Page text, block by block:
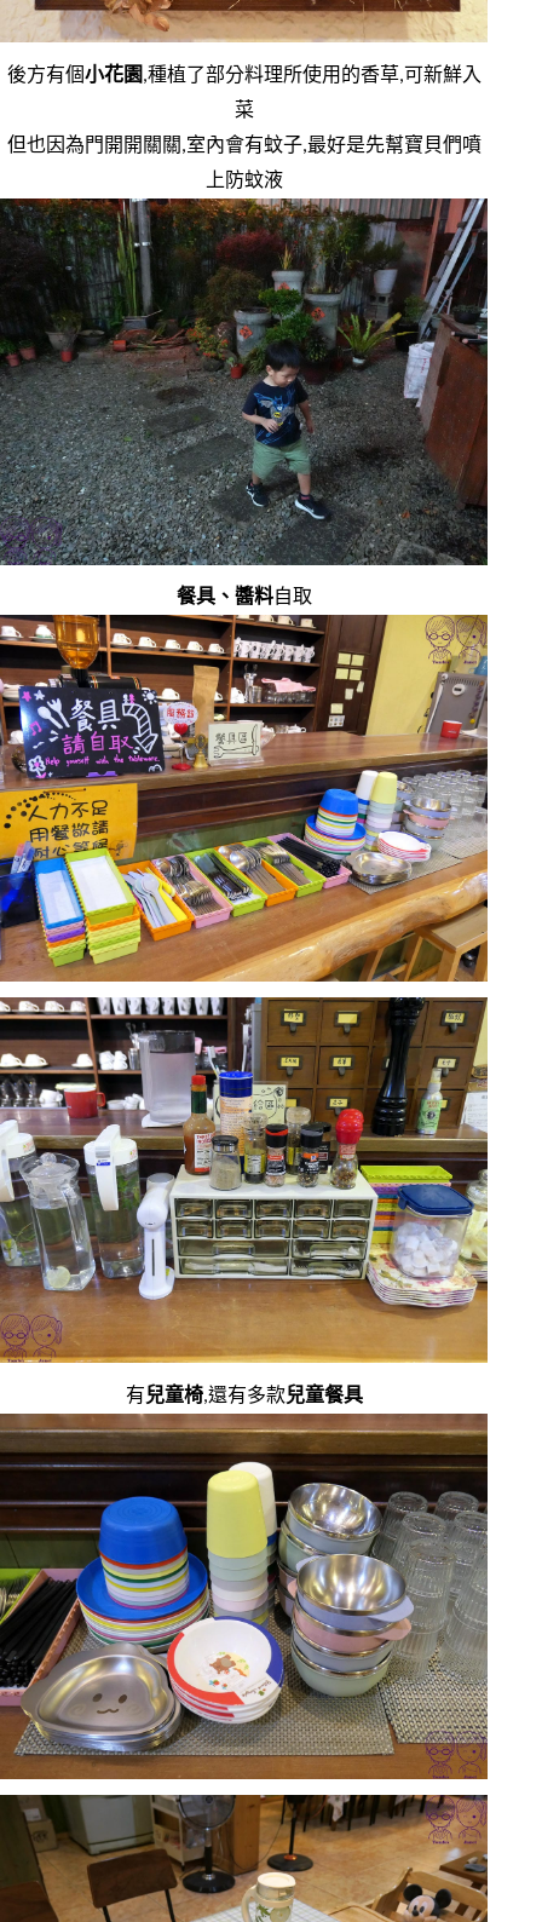
後方有個小花園,種植了部分料理所使用的香草,可新鮮入
菜
但也因為門開開關關,室內會有蚊子,最好是先幫寶貝們噴
上防蚊液
餐具、醬料自取
有 兒童椅,還有多款兒童餐具